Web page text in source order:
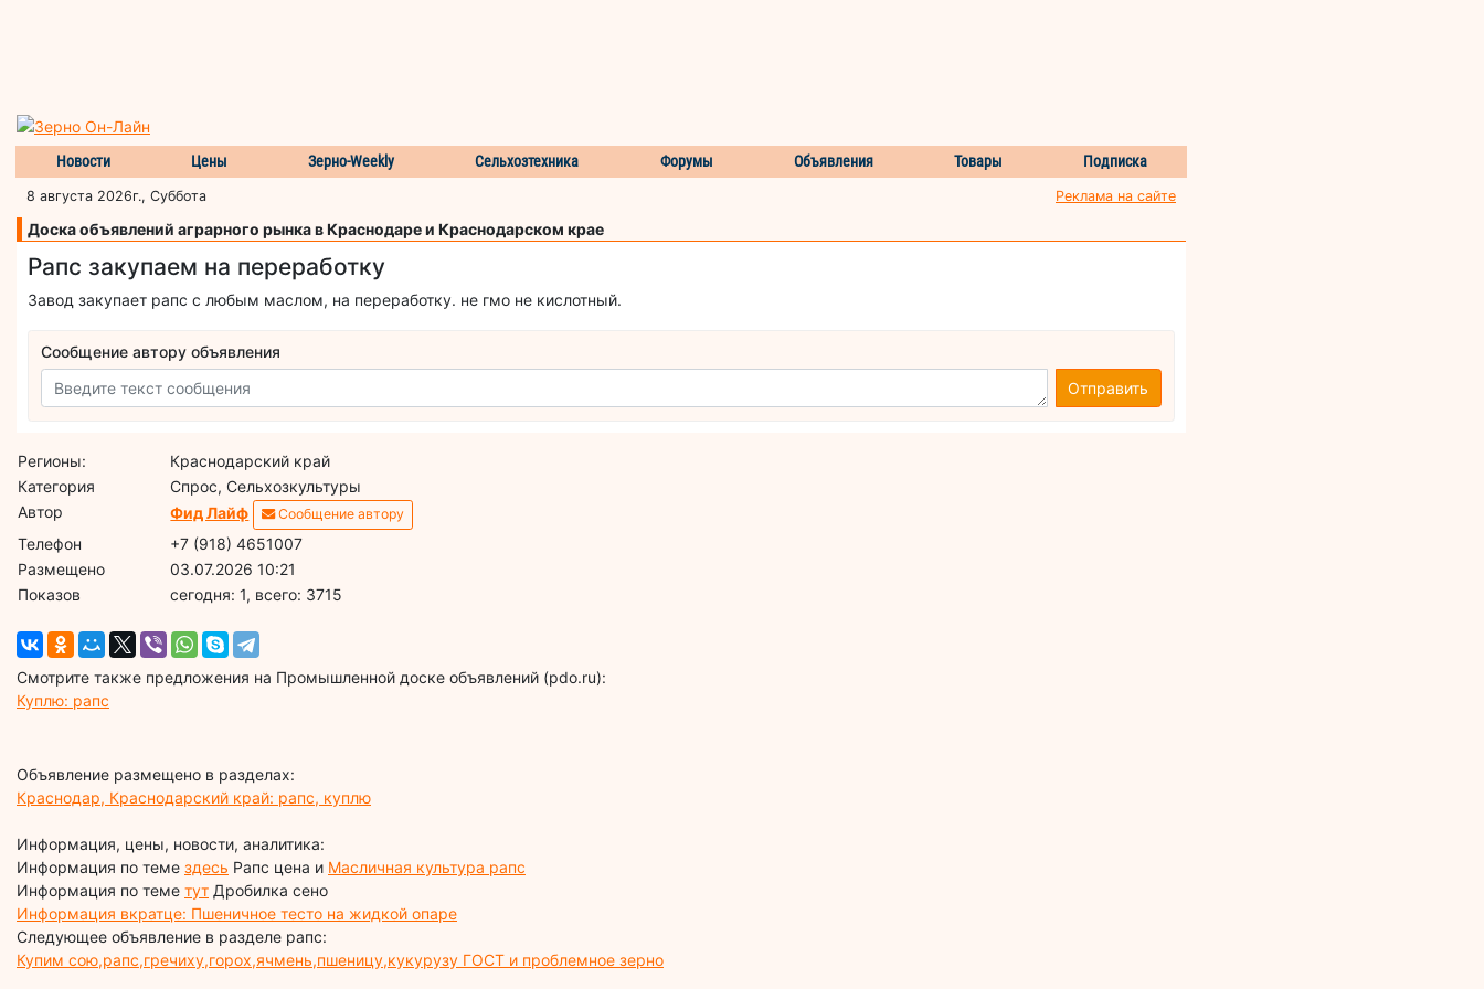
Новости Цены Зерно-Weekly Сельхозтехника Форумы Объявления Товары Подписка
8 августа 2026г., Суббота Реклама на сайте
Доска объявлений аграрного рынка в Краснодаре и Краснодарском крае
Рапс закупаем на переработку
Завод закупает рапс с любым маслом, на переработку. не гмо не кислотный.
Сообщение автору объявления
Отправить
Регионы:
Краснодарский край
Категория
Спрос, Сельхозкультуры
Автор
Фид Лайф Сообщение автору
Телефон
+7 (918) 4651007
Размещено
03.07.2026 10:21
Показов
cегодня: 1, всего: 3715
Смотрите также предложения на Промышленной доске объявлений (pdo.ru):
Куплю: рапс
Объявление размещено в разделах:
Краснодар, Краснодарский край: рапс, куплю
Информация, цены, новости, аналитика:
Информация по теме здесь Рапс цена и Масличная культура рапс
Информация по теме тут Дробилка сено
Информация вкратце: Пшеничное тесто на жидкой опаре
Следующее объявление в разделе рапс:
Купим сою,рапс,гречиху,горох,ячмень,пшеницу,кукурузу ГОСТ и проблемное зерно